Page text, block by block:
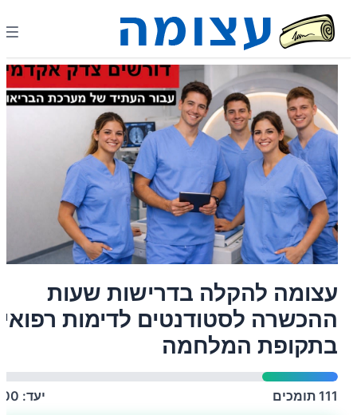
עצומה להקלה בדרישות שעות
ההכשרה לסטודנטים לדימות רפואי
בתקופת המלחמה
111 תומכים יעד: